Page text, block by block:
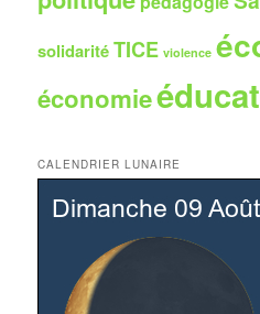
solidaritéTICE violence
économie
CALENDRIER LUNAIRE